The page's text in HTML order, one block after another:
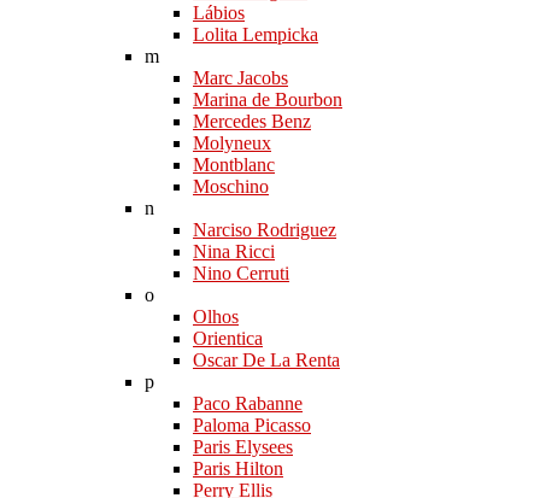
Lábios
Lolita Lempicka
m
Marc Jacobs
Marina de Bourbon
Mercedes Benz
Molyneux
Montblanc
Moschino
n
Narciso Rodriguez
Nina Ricci
Nino Cerruti
o
Olhos
Orientica
Oscar De La Renta
p
Paco Rabanne
Paloma Picasso
Paris Elysees
Paris Hilton
Perry Ellis